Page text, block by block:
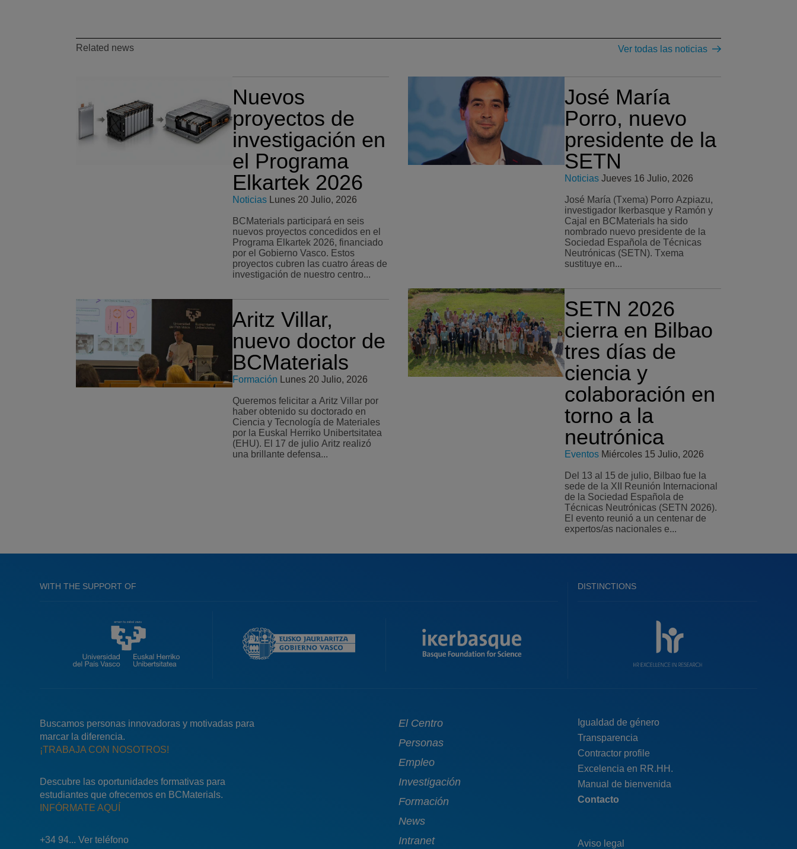
Related news Ver todas las noticias
Nuevos
proyectos de
investigación en
el Programa
Elkartek 2026
Noticias Lunes 20 Julio, 2026
BCMaterials participará en seis
nuevos proyectos concedidos en el
Programa Elkartek 2026, financiado
por el Gobierno Vasco. Estos
proyectos cubren las cuatro áreas de
investigación de nuestro centro...
Aritz Villar,
nuevo doctor de
BCMaterials
Formación Lunes 20 Julio, 2026
Queremos felicitar a Aritz Villar por
haber obtenido su doctorado en
Ciencia y Tecnología de Materiales
por la Euskal Herriko Unibertsitatea
(EHU). El 17 de julio Aritz realizó
una brillante defensa...
José María
Porro, nuevo
presidente de la
SETN
Noticias Jueves 16 Julio, 2026
José María (Txema) Porro Azpiazu,
investigador Ikerbasque y Ramón y
Cajal en BCMaterials ha sido
nombrado nuevo presidente de la
Sociedad Española de Técnicas
Neutrónicas (SETN). Txema
sustituye en...
SETN 2026
cierra en Bilbao
tres días de
ciencia y
colaboración en
torno a la
neutrónica
Eventos Miércoles 15 Julio, 2026
Del 13 al 15 de julio, Bilbao fue la
sede de la XII Reunión Internacional
de la Sociedad Española de
Técnicas Neutrónicas (SETN 2026).
El evento reunió a un centenar de
expertos/as nacionales e...
WITH THE SUPPORT OF DISTINCTIONS
Buscamos personas innovadoras y motivadas para
marcar la diferencia.
¡TRABAJA CON NOSOTROS!
Descubre las oportunidades formativas para
estudiantes que ofrecemos en BCMaterials.
INFÓRMATE AQUÍ
Main
navigation
El Centro
Personas
Empleo
Investigación
Formación
News
Intranet
Menú
pie
top
Igualdad de género
Transparencia
Contractor profile
Excelencia en RR.HH.
Manual de bienvenida
Contacto
Aviso legal
+34 94... Ver teléfono